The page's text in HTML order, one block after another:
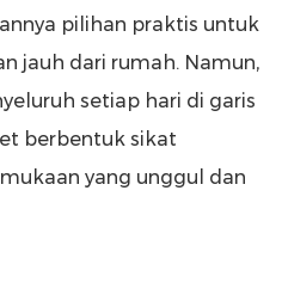
pilihan praktis untuk
jauh dari rumah. Namun,
setiap hari di garis
berbentuk sikat
yang unggul dan